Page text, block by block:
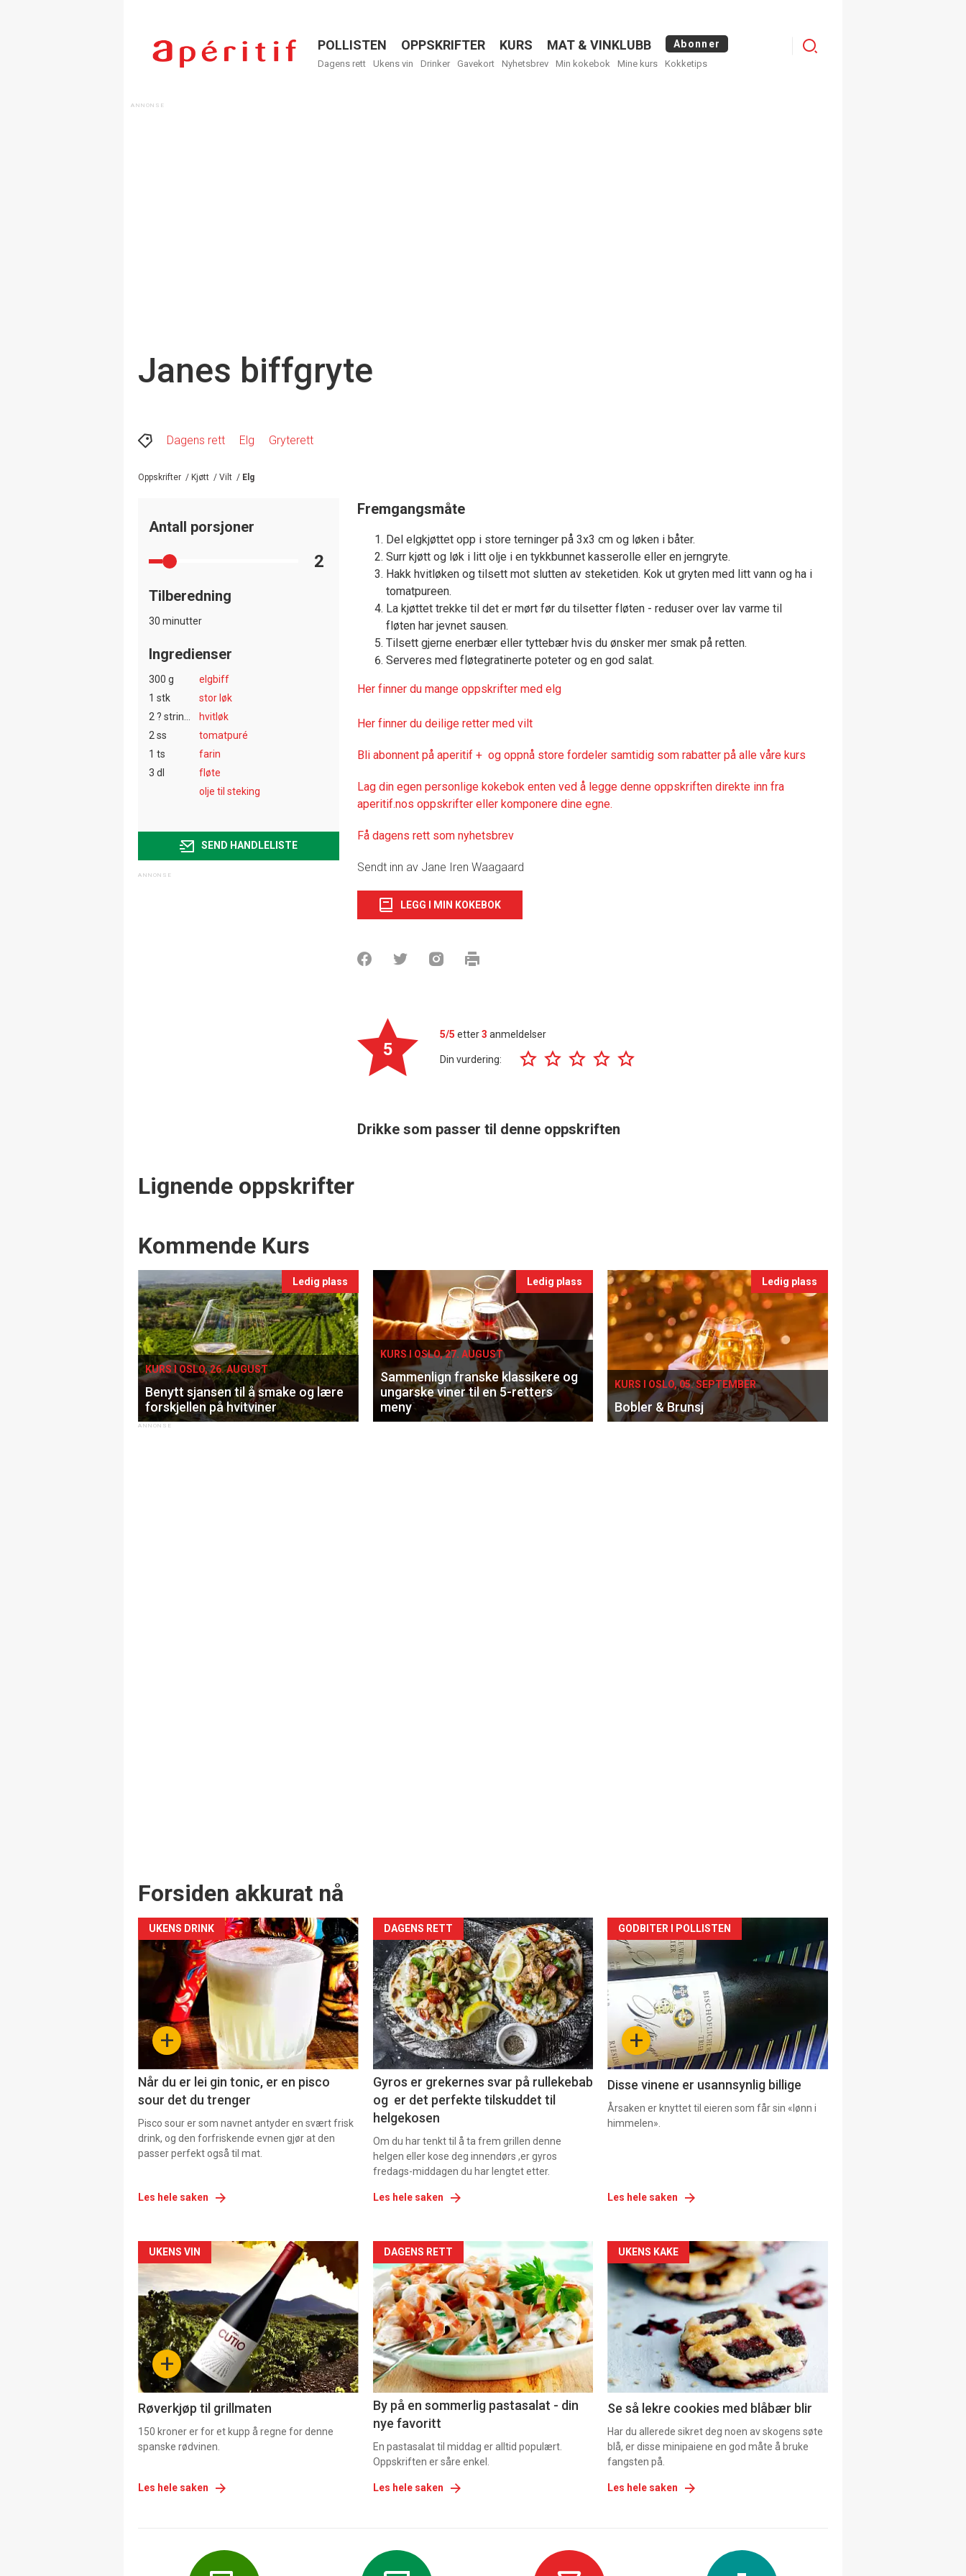
Menu
POLLISTEN OPPSKRIFTER KURS MAT & VINKLUBB Abonner
Dagens rett Ukens vin Drinker Gavekort Nyhetsbrev Min kokebok Mine kurs Kokketips
Logg
Janes biffgryte
Dagens rett Elg Gryterett
Oppskrifter / Kjøtt / Vilt / Elg
Antall porsjoner
2
Tilberedning
30 minutter
Ingredienser
300 g
elgbiff
1 stk
stor løk
hvitløk
2 ss
tomatpuré
1 ts
farin
3 dl
fløte
olje til steking
SEND HANDLELISTE
Fremgangsmåte
Del elgkjøttet opp i store terninger på 3x3 cm og løken i båter.
Surr kjøtt og løk i litt olje i en tykkbunnet kasserolle eller en jerngryte.
Hakk hvitløken og tilsett mot slutten av steketiden. Kok ut gryten med litt vann og ha i
tomatpureen.
La kjøttet trekke til det er mørt før du tilsetter fløten - reduser over lav varme til
fløten har jevnet sausen.
Tilsett gjerne enerbær eller tyttebær hvis du ønsker mer smak på retten.
Serveres med fløtegratinerte poteter og en god salat.
Her finner du mange oppskrifter med elg
Her finner du deilige retter med vilt
Bli abonnent på aperitif + og oppnå store fordeler samtidig som rabatter på alle våre kurs
Lag din egen personlige kokebok enten ved å legge denne oppskriften direkte inn fra
aperitif.nos oppskrifter eller komponere dine egne.
Få dagens rett som nyhetsbrev
Sendt inn av Jane Iren Waagaard
LEGG I MIN KOKEBOK
5
5/5 etter3 anmeldelser
Din vurdering:
Drikke som passer til denne oppskriften
Lignende oppskrifter
Events
Kommende Kurs
Ledig plass
KURS I OSLO, 26. AUGUST
Benytt sjansen til å smake og lære
forskjellen på hvitviner
Ledig plass
KURS I OSLO, 27. AUGUST
Sammenlign franske klassikere og
ungarske viner til en 5-retters
meny
Ledig plass
KURS I OSLO, 05. SEPTEMBER
Bobler & Brunsj
Forsiden akkurat nå
+
UKENS DRINK
Når du er lei gin tonic, er en pisco
sour det du trenger
Pisco sour er som navnet antyder en svært frisk
drink, og den forfriskende evnen gjør at den
passer perfekt også til mat.
Les hele saken
Forsiden
akkurat
nå
-
2
DAGENS RETT
Gyros er grekernes svar på rullekebab
og er det perfekte tilskuddet til
helgekosen
Om du har tenkt til å ta frem grillen denne
helgen eller kose deg innendørs ,er gyros
fredags-middagen du har lengtet etter.
Les hele saken
Forsiden
akkurat
nå
3 +
GODBITER I POLLISTEN
Disse vinene er usannsynlig billige
Årsaken er knyttet til eieren som får sin «lønn i
himmelen».
Les hele saken
Forsiden
akkurat
nå
-
4 +
UKENS VIN
Røverkjøp til grillmaten
150 kroner er for et kupp å regne for denne
spanske rødvinen.
Les hele saken
Forsiden
akkurat
nå
-
5
DAGENS RETT
By på en sommerlig pastasalat - din
nye favoritt
En pastasalat til middag er alltid populært.
Oppskriften er såre enkel.
Les hele saken
Forsiden
akkurat
nå
6
UKENS KAKE
Se så lekre cookies med blåbær blir
Har du allerede sikret deg noen av skogens søte
blå, er disse minipaiene en god måte å bruke
fangsten på.
Les hele saken